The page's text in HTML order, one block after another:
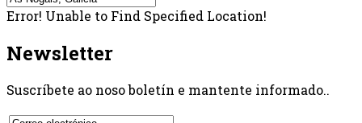
Error! Unable to Find Specified Location!
Newsletter
Suscríbete ao noso boletín e mantente informado..